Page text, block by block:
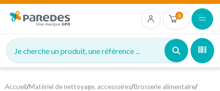
0
Je cherche un produit, une référence ...
Accueil/Matériel de nettoyage, accessoires/Brosserie alimentaire/